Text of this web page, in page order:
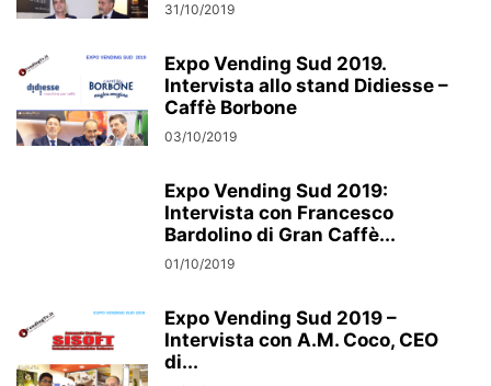
31/10/2019
Expo Vending Sud 2019.
Intervista allo stand Didiesse –
Caffè Borbone
03/10/2019
Expo Vending Sud 2019:
Intervista con Francesco
Bardolino di Gran Caffè...
01/10/2019
Expo Vending Sud 2019 –
Intervista con A.M. Coco, CEO
di...